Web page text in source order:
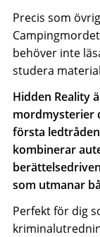
Precis som
behöver inte
studera
Hidden Reality
mordmysterier
första
kombinerar
som utmanar
Perfekt för dig